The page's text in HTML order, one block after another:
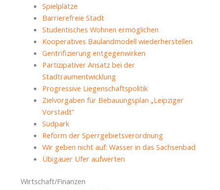
Spielplätze
Barrierefreie Stadt
Studentisches Wohnen ermöglichen
Kooperatives Baulandmodell wiederherstellen
Gentrifizierung entgegenwirken
Partizipativer Ansatz bei der
Stadtraumentwicklung
Progressive Liegenschaftspolitik
Zielvorgaben für Bebauungsplan „Leipziger
Vorstadt“
Südpark
Reform der Sperrgebietsverordnung
Wir geben nicht auf: Wasser in das Sachsenbad
Übigauer Ufer aufwerten
Wirtschaft/Finanzen